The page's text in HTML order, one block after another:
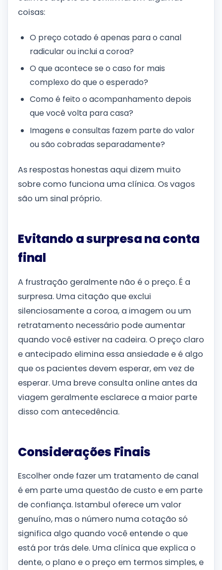
coisas:
O preço cotado é apenas para o canal
radicular ou inclui a coroa?
O que acontece se o caso for mais
complexo do que o esperado?
Como é feito o acompanhamento depois
que você volta para casa?
Imagens e consultas fazem parte do valor
ou são cobradas separadamente?
As respostas honestas aqui dizem muito
sobre como funciona uma clínica. Os vagos
são um sinal próprio.
Evitando a surpresa na conta
final
A frustração geralmente não é o preço. É a
surpresa. Uma citação que exclui
silenciosamente a coroa, a imagem ou um
retratamento necessário pode aumentar
quando você estiver na cadeira. O preço claro
e antecipado elimina essa ansiedade e é algo
que os pacientes devem esperar, em vez de
esperar. Uma breve consulta online antes da
viagem geralmente esclarece a maior parte
disso com antecedência.
Considerações Finais
Escolher onde fazer um tratamento de canal
é em parte uma questão de custo e em parte
de confiança. Istambul oferece um valor
genuíno, mas o número numa cotação só
significa algo quando você entende o que
está por trás dele. Uma clínica que explica o
dente, o plano e o preço em termos simples, e